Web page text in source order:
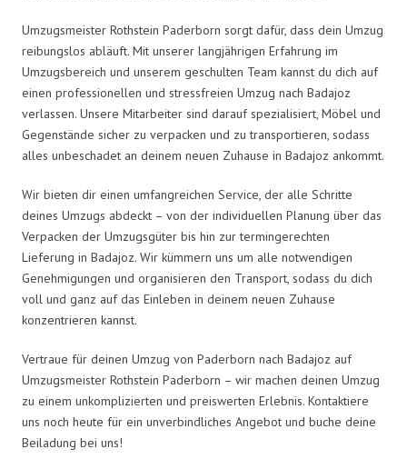
Umzugsmeister Rothstein Paderborn sorgt dafür, dass dein Umzug
reibungslos abläuft. Mit unserer langjährigen Erfahrung im
Umzugsbereich und unserem geschulten Team kannst du dich auf
einen professionellen und stressfreien Umzug nach Badajoz
verlassen. Unsere Mitarbeiter sind darauf spezialisiert, Möbel und
Gegenstände sicher zu verpacken und zu transportieren, sodass
alles unbeschadet an deinem neuen Zuhause in Badajoz ankommt.
Wir bieten dir einen umfangreichen Service, der alle Schritte
deines Umzugs abdeckt – von der individuellen Planung über das
Verpacken der Umzugsgüter bis hin zur termingerechten
Lieferung in Badajoz. Wir kümmern uns um alle notwendigen
Genehmigungen und organisieren den Transport, sodass du dich
voll und ganz auf das Einleben in deinem neuen Zuhause
konzentrieren kannst.
Vertraue für deinen Umzug von Paderborn nach Badajoz auf
Umzugsmeister Rothstein Paderborn – wir machen deinen Umzug
zu einem unkomplizierten und preiswerten Erlebnis. Kontaktiere
uns noch heute für ein unverbindliches Angebot und buche deine
Beiladung bei uns!